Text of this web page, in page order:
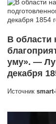
В области
уму». —
декабря
Источник